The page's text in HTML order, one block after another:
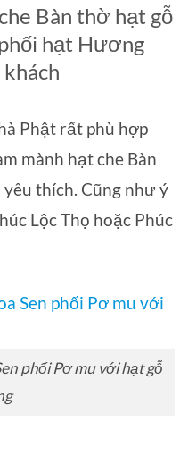
Bàn thờ hạt gỗ
hạt Hương
Phật rất phù hợp
mành hạt che Bàn
thích. Cũng như ý
Lộc Thọ hoặc Phúc
phối Pơ mu với hạt gỗ